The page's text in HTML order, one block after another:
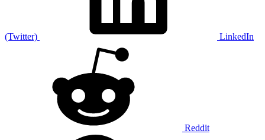
(Twitter) LinkedIn
Reddit